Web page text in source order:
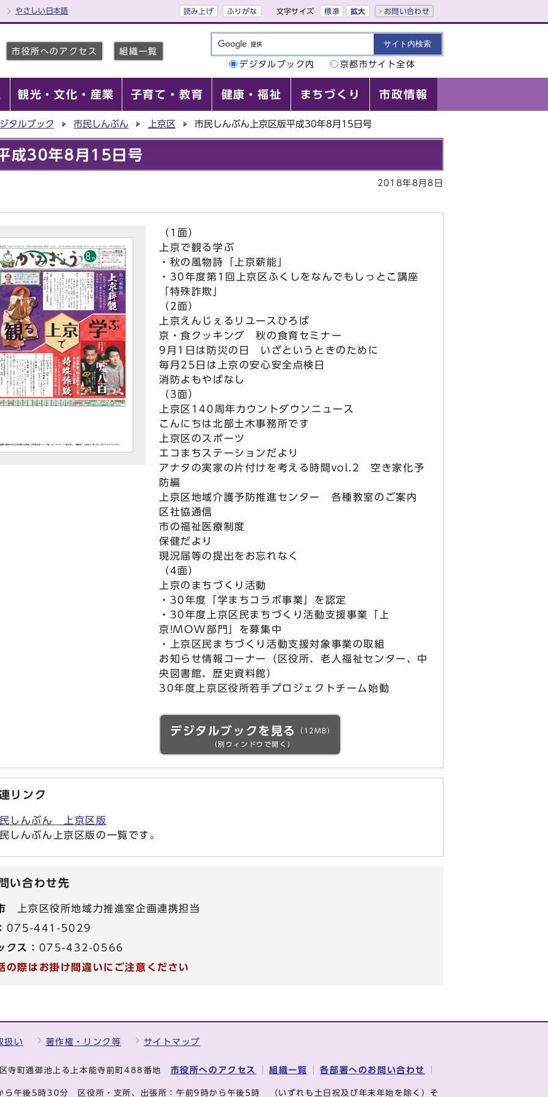
やさしい日本語 読み上げ ふりがな 文字サイズ 標準 拡大 お問い合わせ
市役所へのアクセス
組織一覧
デジタルブック内
京都市サイト全体
観光・文化・産業 子育て・教育 健康・福祉 まちづくり 市政情報
タルブック 市民しんぶん 上京区 市民しんぶん上京区版平成30年8月15日号
成30年8月15日号
2018年8月8日
（1面）
上京で観る学ぶ
・秋の風物詩「上京薪能」
・30年度第1回上京区ふくしをなんでもしっとこ講座
「特殊詐欺」
（2面）
上京えんじぇるリユースひろば
京・食クッキング 秋の食育セミナー
9月1日は防災の日 いざというときのために
毎月25日は上京の安心安全点検日
消防よもやばなし
（3面）
上京区140周年カウントダウンニュース
こんにちは北部土木事務所です
上京区のスポーツ
エコまちステーションだより
アナタの実家の片付けを考える時間vol.2 空き家化予
防編
上京区地域介護予防推進センター 各種教室のご案内
区社協通信
市の福祉医療制度
保健だより
現況届等の提出をお忘れなく
（4面）
上京のまちづくり活動
・30年度「学まちコラボ事業」を認定
・30年度上京区民まちづくり活動支援事業「上
京!MOW部門」を募集中
・上京区民まちづくり活動支援対象事業の取組
お知らせ情報コーナー（区役所、老人福祉センター、中
央図書館、歴史資料館）
30年度上京区役所若手プロジェクトチーム始動
デジタルブックを見る
（12MB）
（別ウィンドウで開く）
リンク
しんぶん 上京区版
しんぶん上京区版の一覧です。
い合わせ先
上京区役所地域力推進室企画連携担当
075-441-5029
クス： 075-432-0566
の際はお掛け間違いにご注意ください
扱い 著作権・リンク等 サイトマップ
町通御池上る上本能寺前町488番地 市役所へのアクセス 組織一覧 各部署へのお問い合わせ
ら午後5時30分 区役所・支所、出張所：午前9時から午後5時 （いずれも土日祝及び年末年始を除く）そ